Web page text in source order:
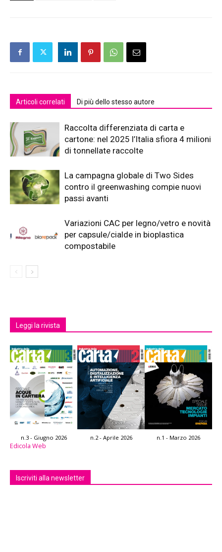
Articoli correlati Di più dello stesso autore
Raccolta differenziata di carta e
cartone: nel 2025 l’Italia sfiora 4 milioni
di tonnellate raccolte
La campagna globale di Two Sides
contro il greenwashing compie nuovi
passi avanti
Variazioni CAC per legno/vetro e novità
per capsule/cialde in bioplastica
compostabile
Leggi la rivista
n.3 - Giugno 2026 n.2 - Aprile 2026 n.1 - Marzo 2026
Edicola Web
Iscriviti alla newsletter